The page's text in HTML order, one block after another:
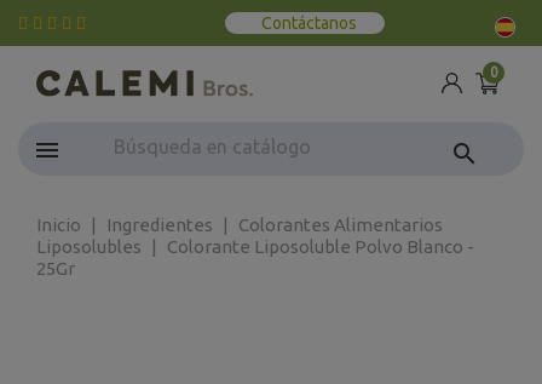
Contáctanos
0
search
Inicio Ingredientes
Colorantes Alimentarios
Liposolubles
Colorante Liposoluble Polvo Blanco -
25Gr